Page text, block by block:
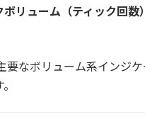
リューム（ティック回数
なボリューム系インジ